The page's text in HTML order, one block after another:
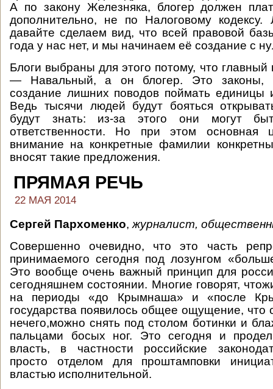
А по закону Железняка, блогер должен
дополнительно, не по Налоговому кодексу.
давайте сделаем вид, что всей правовой
года у нас нет, и мы начинаем её создание с
Блоги выбраны для этого потому, что главный
— Навальный, а он блогер. Это законы,
создание лишних поводов поймать единицы
Ведь тысячи людей будут бояться
будут знать: из-за этого они могут
ответственности. Но при этом основная
внимание на конкретные фамилии
вносят такие предложения.
ПРЯМАЯ РЕЧЬ
22 МАЯ 2014
Сергей Пархоменко, журналист,
Совершенно очевидно, что это часть
принимаемого сегодня под лозунгом
Это вообще очень важный принцип для
сегодняшнем состоянии. Многие говорят,
на периоды «до Крымнаша» и «после
государства появилось общее ощущение, что
нечего,можно снять под столом ботинки и
пальцами босых ног. Это сегодня и
власть, в частности российские
просто отделом для проштамповки
властью исполнительной.